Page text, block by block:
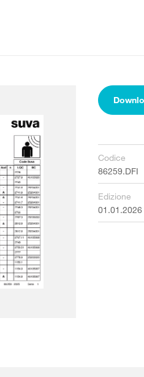
Codice
86259.DFI
Edizione
01.01.2026